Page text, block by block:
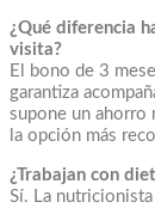
¿Qué diferencia
visita?
El bono de 3
garantiza
supone un ahorro
la opción más
¿Trabajan con
Sí. La